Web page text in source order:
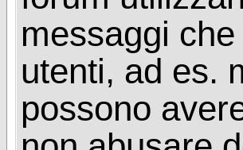
messaggi
utenti, ad es.
possono